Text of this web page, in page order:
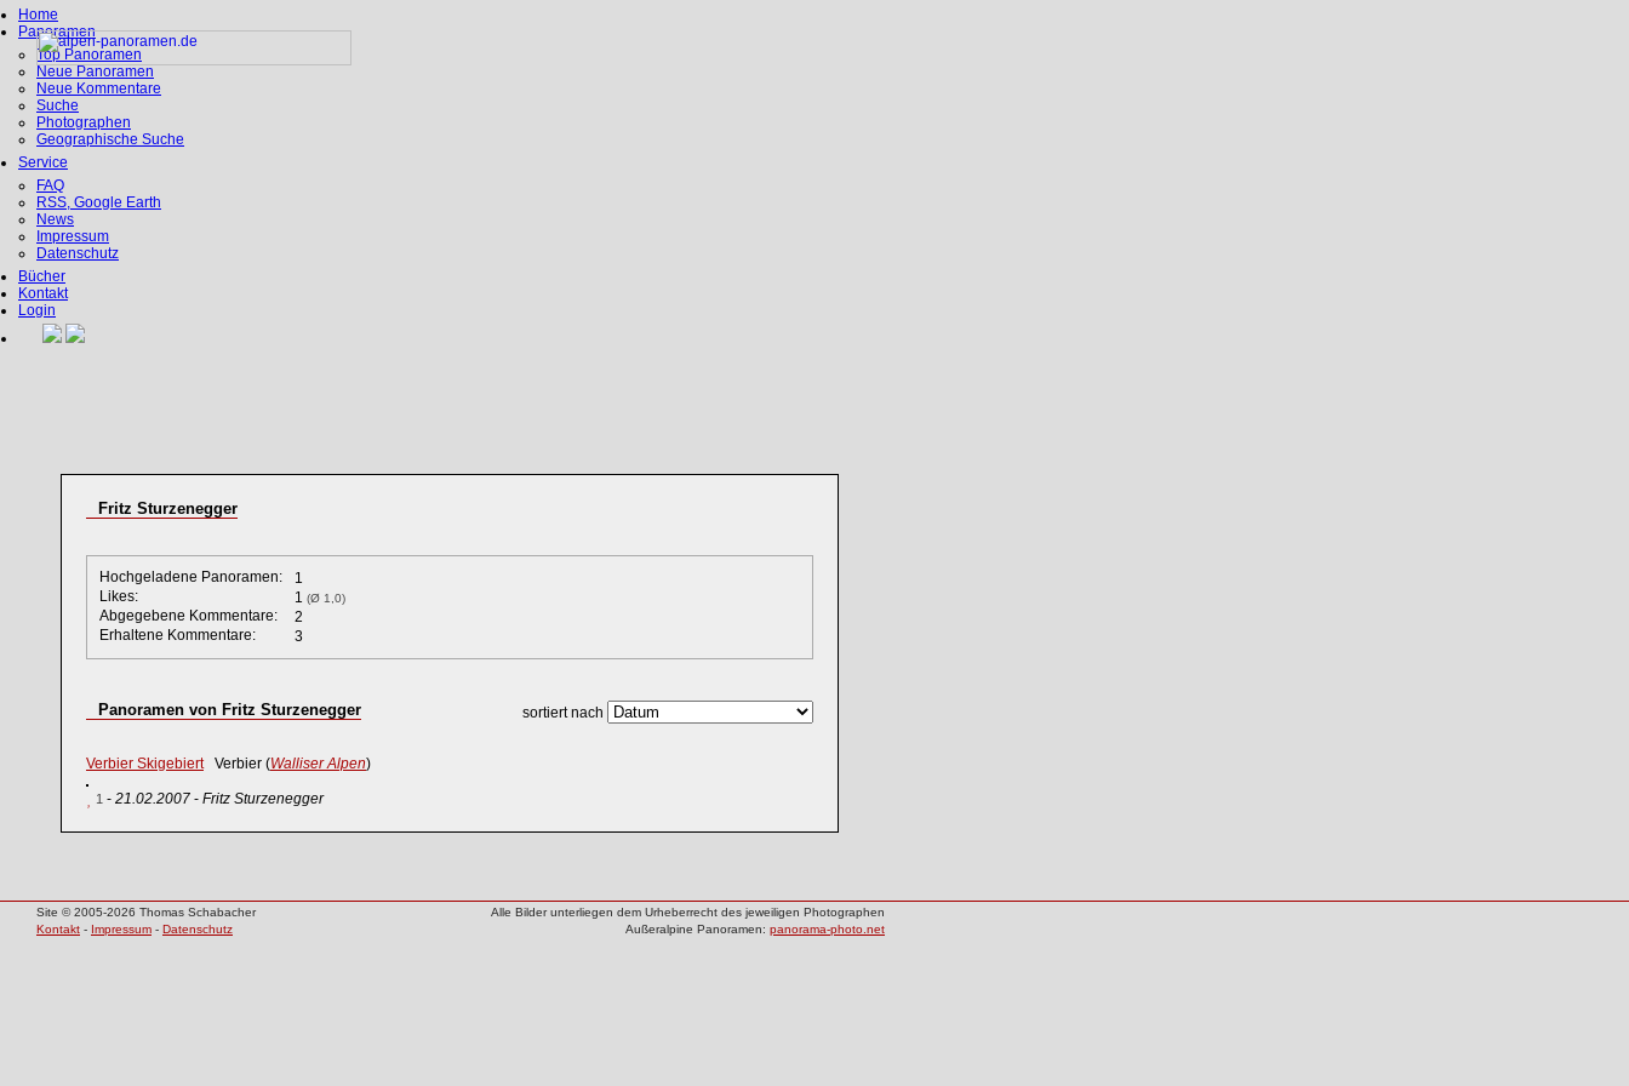
Home
Panoramen
Top Panoramen
Neue Panoramen
Neue Kommentare
Suche
Photographen
Geographische Suche
Service
FAQ
RSS, Google Earth
News
Impressum
Datenschutz
Bücher
Kontakt
Login
Fritz Sturzenegger
Hochgeladene Panoramen:
1
Likes:
1 (Ø 1,0)
Abgegebene Kommentare:
2
Erhaltene Kommentare:
3
Panoramen von Fritz Sturzenegger sortiert nach
Verbier SkigebiertVerbier (Walliser Alpen)
1 - 21.02.2007 - Fritz Sturzenegger
Site © 2005-2026 Thomas Schabacher
Alle Bilder unterliegen dem Urheberrecht des jeweiligen Photographen
Kontakt - Impressum - Datenschutz Außeralpine Panoramen: panorama-photo.net